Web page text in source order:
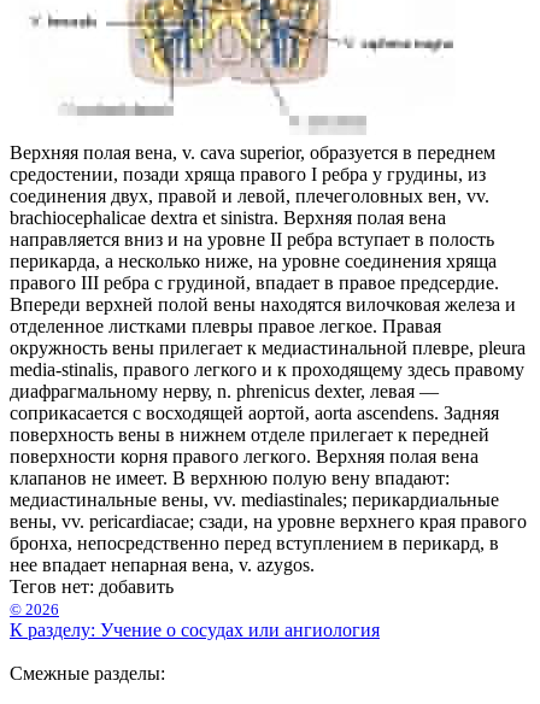
Верхняя полая вена, v. cava superior, образуется в переднем
средостении, позади хряща правого I ребра у грудины, из
соединения двух, правой и левой, плечеголовных вен, vv.
brachiocephalicae dextra et sinistra. Верхняя полая вена
направляется вниз и на уровне II ребра вступает в полость
перикарда, а несколько ниже, на уровне соединения хряща
правого III ребра с грудиной, впадает в правое предсердие.
Впереди верхней полой вены находятся вилочковая железа и
отделенное листками плевры правое легкое. Правая
окружность вены прилегает к медиастинальной плевре, pleura
media-stinalis, правого легкого и к проходящему здесь правому
диафрагмальному нерву, n. phrenicus dexter, левая —
соприкасается с восходящей аортой, aorta ascendens. Задняя
поверхность вены в нижнем отделе прилегает к передней
поверхности корня правого легкого. Верхняя полая вена
клапанов не имеет. В верхнюю полую вену впадают:
медиастинальные вены, vv. mediastinales; перикардиальные
вены, vv. pericardiacae; сзади, на уровне верхнего края правого
бронха, непосредственно перед вступлением в перикард, в
нее впадает непарная вена, v. azygos.
Тегов нет: добавить
© 2026
К разделу: Учение о сосудах или ангиология
Смежные разделы: